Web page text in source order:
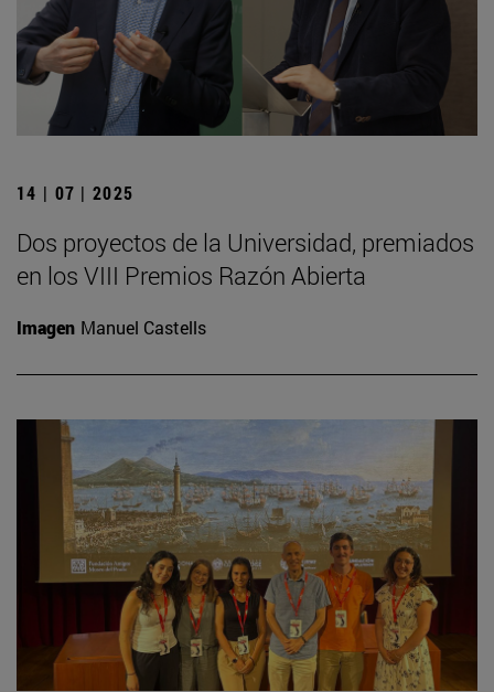
14 | 07 | 2025
Dos proyectos de la Universidad, premiados
en los VIII Premios Razón Abierta
Imagen Manuel Castells